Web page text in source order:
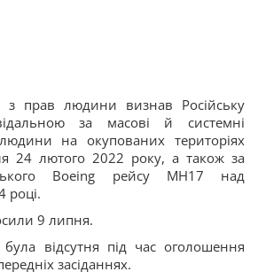
з прав людини визнав Російську
за масові й системні
на окупованих територіях
24 лютого 2022 року, а також за
Boeing рейсу MH17 над
році.
9 липня.
була відсутня під час оголошення
засіданнях.